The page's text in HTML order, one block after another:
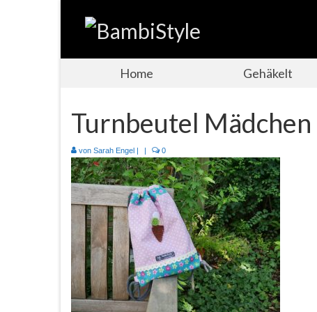
Home Gehäkelt
Turnbeutel Mädchen
von Sarah Engel 0